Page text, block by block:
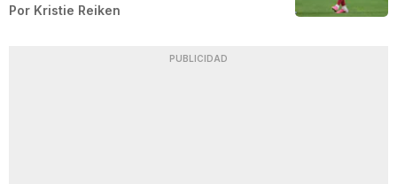
Por Kristie Reiken
PUBLICIDAD